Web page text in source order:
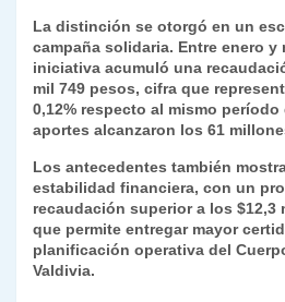
La distinción se otorgó en un
campaña solidaria. Entre enero y
iniciativa acumuló una
mil 749 pesos, cifra que
0,12% respecto al mismo
aportes alcanzaron los 61
Los antecedentes también
estabilidad financiera, con un
recaudación superior a los $12,3
que permite entregar mayor
planificación operativa del
Valdivia.